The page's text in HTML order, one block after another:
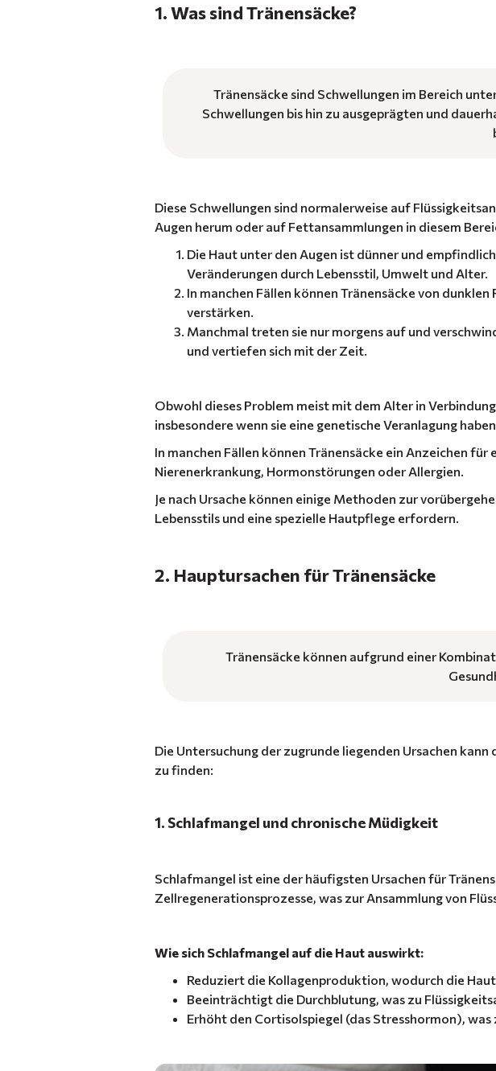
1. Was sind Tränensäcke?
Tränensäcke sind Schwellungen im Bereich
Schwellungen bis hin zu ausgeprägten und
Diese Schwellungen sind normalerweise auf
Augen herum oder auf Fettansammlungen in diesem
Die Haut unter den Augen ist dünner und
Veränderungen durch Lebensstil, Umwelt und Alter.
In manchen Fällen können Tränensäcke von
verstärken.
Manchmal treten sie nur morgens auf und
und vertiefen sich mit der Zeit.
Obwohl dieses Problem meist mit dem Alter in
insbesondere wenn sie eine genetische Veranlagung
In manchen Fällen können Tränensäcke ein Anzeichen
Nierenerkrankung, Hormonstörungen oder Allergien.
Je nach Ursache können einige Methoden zur
Lebensstils und eine spezielle Hautpflege erfordern.
2. Hauptursachen für Tränensäcke
Tränensäcke können aufgrund einer
Die Untersuchung der zugrunde liegenden Ursachen
zu finden:
1. Schlafmangel und chronische Müdigkeit
Schlafmangel ist eine der häufigsten Ursachen für
Zellregenerationsprozesse, was zur Ansammlung von
Wie sich Schlafmangel auf die Haut auswirkt:
Reduziert die Kollagenproduktion, wodurch die
Beeinträchtigt die Durchblutung, was zu
Erhöht den Cortisolspiegel (das Stresshormon), was